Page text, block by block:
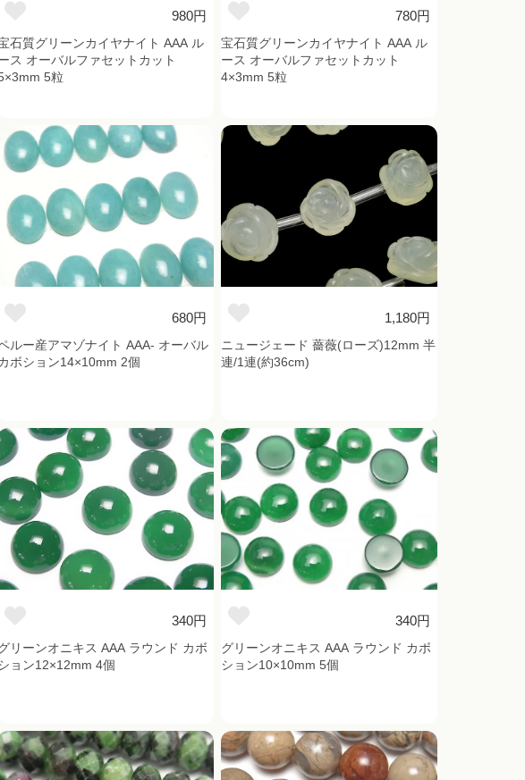
980円
石質グリーンカイヤナイト AAA ル
ス オーバルファセットカット
5粒
780円
宝石質グリーンカイヤナイト AAA ル
ース オーバルファセットカット
4×3mm 5粒
680円
ルー産アマゾナイト AAA- オーバル
ボション14×10mm 2個
1,180円
ニュージェード 薔薇(ローズ)12mm 半
連/1連(約36cm)
340円
リーンオニキス AAA ラウンド カボ
ョン12×12mm 4個
340円
グリーンオニキス AAA ラウンド カボ
ション10×10mm 5個